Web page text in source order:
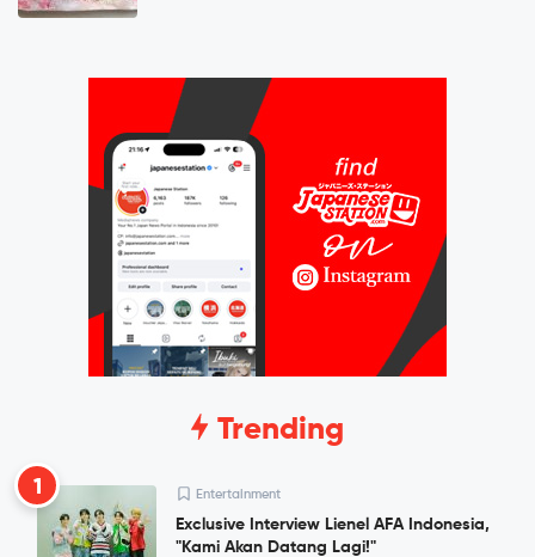
Trending
1 Entertainment
Exclusive Interview Lienel AFA Indonesia,
"Kami Akan Datang Lagi!"